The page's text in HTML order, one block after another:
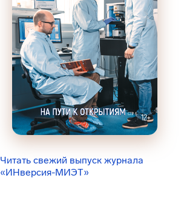
Читать свежий выпуск журнала
«ИНверсия-МИЭТ»